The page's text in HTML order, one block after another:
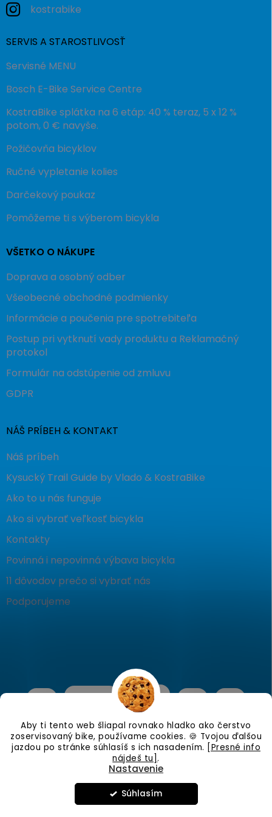
Aby ti tento web šliapal rovnako hladko ako čerstvo
zoservisovaný bike, používame cookies. 🍪 Tvojou ďalšou
jazdou po stránke súhlasíš s ich nasadením. [Presné info
nájdeš tu].
Nastavenie
Súhlasím
kostrabike
SERVIS A STAROSTLIVOSŤ
Servisné MENU
Bosch E-Bike Service Centre
KostraBike splátka na 6 etáp: 40 % teraz, 5 x 12 %
potom, 0 € navyše.
Požičovňa bicyklov
Ručné vypletanie kolies
Darčekový poukaz
Pomôžeme ti s výberom bicykla
VŠETKO O NÁKUPE
Doprava a osobný odber
Všeobecné obchodné podmienky
Informácie a poučenia pre spotrebiteľa
Postup pri vytknutí vady produktu a Reklamačný
protokol
Formulár na odstúpenie od zmluvu
GDPR
NÁŠ PRÍBEH & KONTAKT
Náš príbeh
Kysucký Trail Guide by Vlado & KostraBike
Ako to u nás funguje
Ako si vybrať veľkosť bicykla
Kontakty
Povinná i nepovinná výbava bicykla
11 dôvodov prečo si vybrať nás
Podporujeme
nastavenie cookies